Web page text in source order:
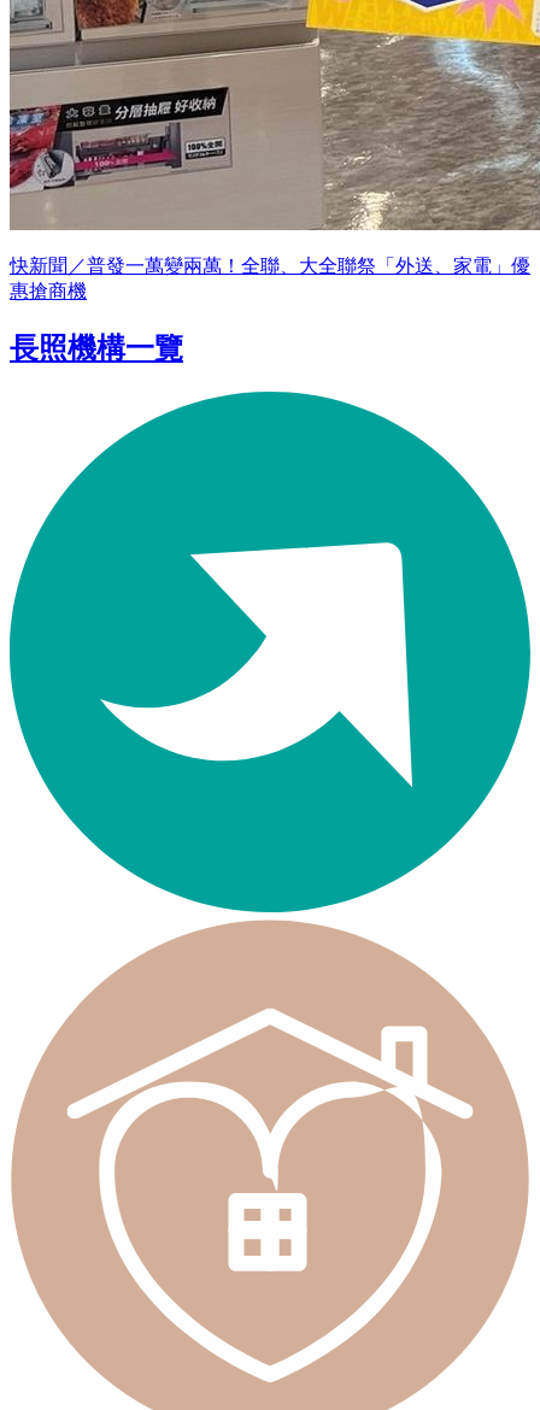
快新聞／普發一萬變兩萬！全聯、大全聯祭「外送、家電」優
惠搶商機
長照機構一覽